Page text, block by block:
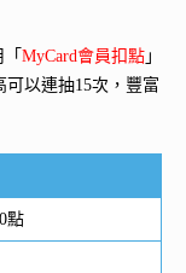
MyCard會員扣點 」
以連抽15次，豐富
點